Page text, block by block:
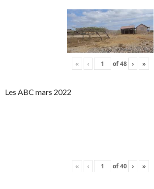
« ‹ of48 › »
Les ABC mars 2022
« ‹ of40 › »